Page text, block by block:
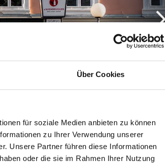
Über Cookies
für soziale Medien anbieten zu können
zu Ihrer Verwendung unserer
Unsere Partner führen diese Informationen
oder die sie im Rahmen Ihrer Nutzung